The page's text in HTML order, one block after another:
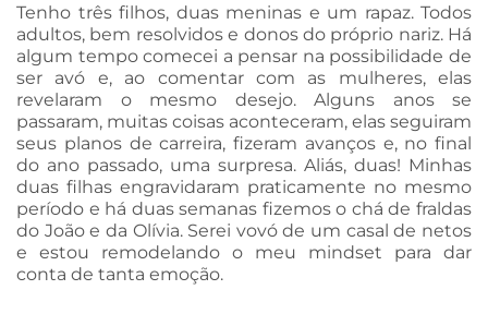
Tenho três filhos, duas meninas e um rapaz. Todos
adultos, bem resolvidos e donos do próprio nariz. Há
algum tempo comecei a pensar na possibilidade de
ser avó e, ao comentar com as mulheres, elas
revelaram o mesmo desejo. Alguns anos se
passaram, muitas coisas aconteceram, elas seguiram
seus planos de carreira, fizeram avanços e, no final
do ano passado, uma surpresa. Aliás, duas! Minhas
duas filhas engravidaram praticamente no mesmo
período e há duas semanas fizemos o chá de fraldas
do João e da Olívia. Serei vovó de um casal de netos
e estou remodelando o meu mindset para dar
conta de tanta emoção.